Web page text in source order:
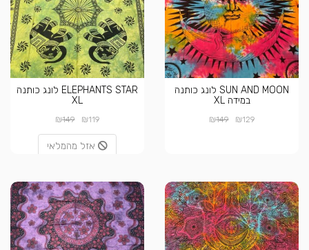
SUN AND MOON לונג כותנה
במידה XL
₪129
₪149
ELEPHANTS STAR לונג כותנה
XL
₪119
₪149
אזל מהמלאי